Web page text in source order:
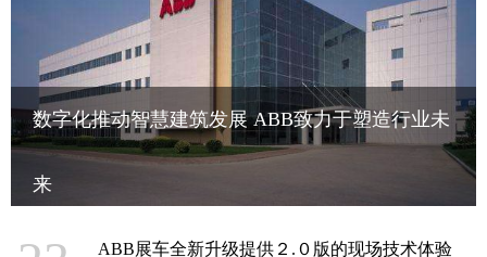
数字化推动智慧建筑发展 ABB致力于塑造行业未
来
建筑智能化过程中企业面临的机遇和挑战、ABB对智慧建筑业务的规划及
ABB展车全新升级提供２.０版的现场技术体验